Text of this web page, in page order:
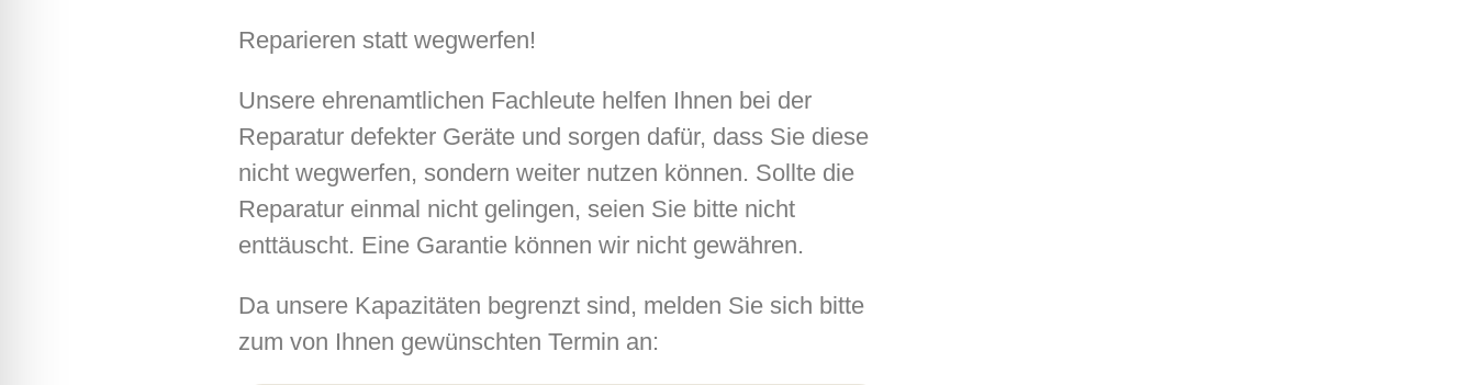
Reparieren statt wegwerfen!
Unsere ehrenamtlichen Fachleute helfen Ihnen bei der
Reparatur defekter Geräte und sorgen dafür, dass Sie diese
nicht wegwerfen, sondern weiter nutzen können. Sollte die
Reparatur einmal nicht gelingen, seien Sie bitte nicht
enttäuscht. Eine Garantie können wir nicht gewähren.
Da unsere Kapazitäten begrenzt sind, melden Sie sich bitte
zum von Ihnen gewünschten Termin an: